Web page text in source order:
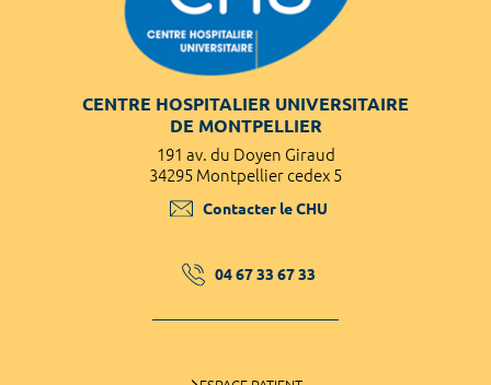
CENTRE HOSPITALIER UNIVERSITAIRE
DE MONTPELLIER
191 av. du Doyen Giraud
34295 Montpellier cedex 5
Contacter le CHU
04 67 33 67 33